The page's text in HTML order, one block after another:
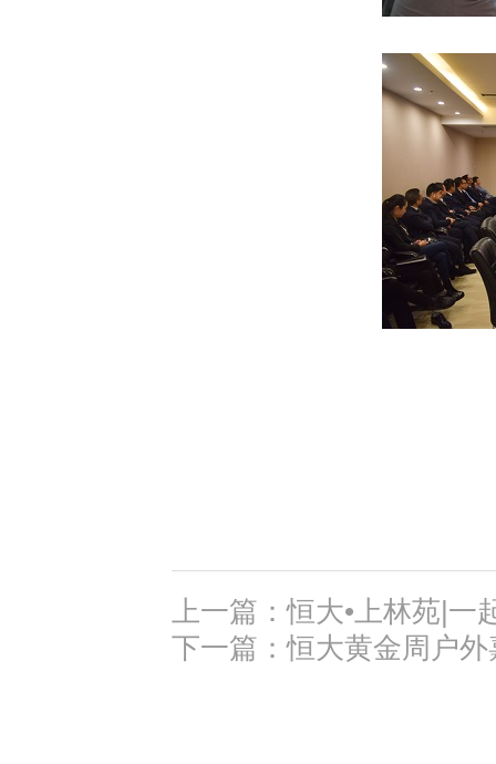
上一篇：恒大•上林苑|一
下一篇：恒大黄金周户